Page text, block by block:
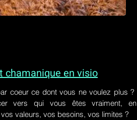
chamanique en visio
coeur ce dont vous ne voulez plus ?
vers qui vous êtes vraiment, en
valeurs, vos besoins, vos limites ?